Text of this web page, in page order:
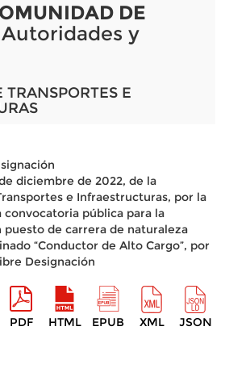
DE
y
E
diciembre de 2022, de la
e Infraestructuras, por la
convocatoria pública para la
puesto de carrera de naturaleza
“Conductor de Alto Cargo”, por
Designación
PDF HTML EPUB XML JSON